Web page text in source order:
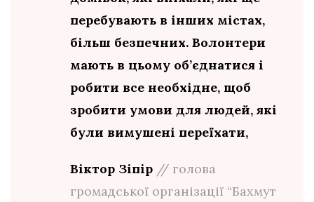
перебувають в інших містах,
більш безпечних. Волонтери
мають в цьому об’єднатися і
робити все необхідне, щоб
зробити умови для людей, які
були вимушені переїхати,
Віктор Зіпір // голова
громадської організації “Бахмут